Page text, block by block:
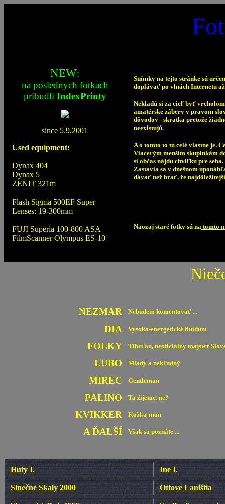
NEW:
na poslednych fotkach
pribudli IndexPrinty
since 5.9.2001
Used equipment:
Dynax 404
Dynax 5
ZENIT 321m
Flash Sigma 500EF Super
Lenses: 19-300mm
FUJI Superia 100-800 ASA
FilmScanner Olympus ES-10
Snímky na tejto stránke sú
doplávať po vlnách Internetu až
Nekladú si za cieľ byť
amatérske zábery v pravom
dôvodov - skratka pretože
neexistujú.
A o tomto to tu celé vlastne je.
Viacerým menším skupinkám
si občas nájdu chviľku pre seba.
Zastavia sa v dnešnom
dávať než brať, že
Naozaj staré fotky sú na tomto
NEZMAR
Nebudem komentovať ...
DIA Vysoko-energetické fluidum
FOLKY Tibeťan, neoficiálny majster
LUBO Mladý a nekľudný
MIREC Gentleman
PALINO Ta žijeme, ne?
KVIKKER Kožka-man
A ĎALŠÍ Však sa poznáte ...
Huty I. Ine I.
Slnečné Skaly 2000 Ottove Laništia